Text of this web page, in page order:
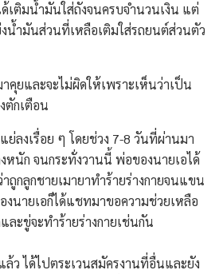
เติมน้ำมันใส่ถังจนครบจำนวนเงิน แต่
น้ำมันส่วนที่เหลือเติมใส่รถยนต์ส่วนตัว
คุยและจะไม่ผิดให้เพราะเห็นว่าเป็น
ตักเตือน
ย่ลงเรื่อย ๆ โดยช่วง 7-8 วันที่ผ่านมา
หนัก จนกระทั่งวานนี้ พ่อของนายเอได้
ถูกลูกชายเมายาทำร้ายร่างกายจนแขน
นายเอก็ได้แชทมาขอความช่วยเหลือ
ละขู่จะทำร้ายร่างกายเช่นกัน
ล้ว ได้ไปตระเวนสมัครงานที่อื่นและยัง